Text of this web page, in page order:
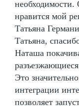
необходимости.
нравится мой
Татьяна
Татьяна,
Наташа
Это
интеграции
позволяет